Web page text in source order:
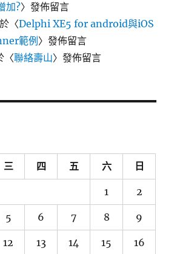
加?〉發佈留言
〈Delphi XE5 for android與iOS
範例 〉發佈留言
〈聯絡壽山〉發佈留言
三 四 五 六 日
1 2
5 6 7 8 9
12 13 14 15 16